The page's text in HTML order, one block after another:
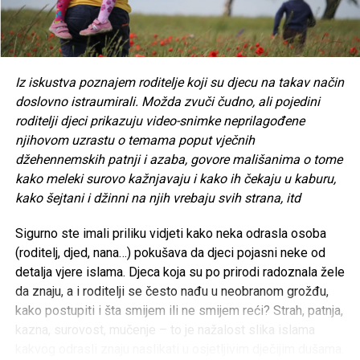
Iz iskustva poznajem roditelje koji su djecu na takav način
doslovno istraumirali. Možda zvuči čudno, ali pojedini
roditelji djeci prikazuju video-snimke neprilagođene
njihovom uzrastu o temama poput vječnih
džehennemskih patnji i azaba, govore mališanima o tome
kako meleki surovo kažnjavaju i kako ih čekaju u kaburu,
kako šejtani i džinni na njih vrebaju svih strana, itd
Sigurno ste imali priliku vidjeti kako neka odrasla osoba
(roditelj, djed, nana…) pokušava da djeci pojasni neke od
detalja vjere islama. Djeca koja su po prirodi radoznala žele
da znaju, a i roditelji se često nađu u neobranom grožđu,
kako postupiti i šta smijem ili ne smijem reći? Strah, patnja,
kazna, surovost, mučenje – to je nažalost slika islama